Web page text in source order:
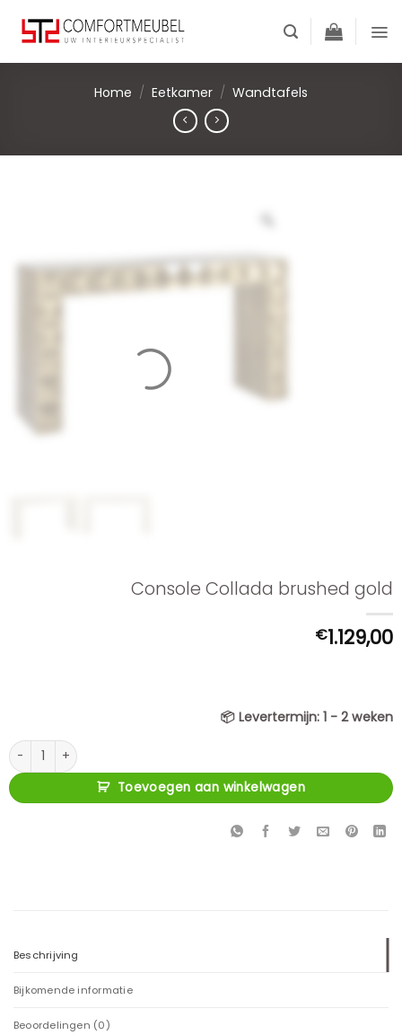
content
Home / Eetkamer / Wandtafels
Console Collada brushed gold
€1.129,00
📦 Levertermijn: 1 - 2 weken
Console Collada brushed gold aantal
Toevoegen aan winkelwagen
Beschrijving
Bijkomende informatie
Beoordelingen (0)